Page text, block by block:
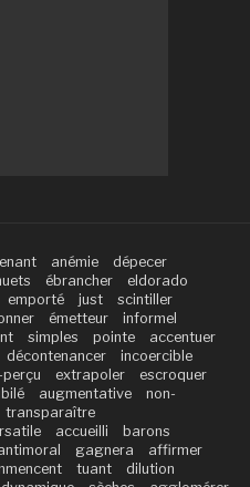
anémie
dépecer
ébrancher
eldorado
emporté just
scintiller
émetteur
informel
simples pointe
accentuer
décontenancer
incoercible
extrapoler
escroquer
augmentative
non-
transparaître
accueilli
barons
gagnera
affirmer
tuant
dilution